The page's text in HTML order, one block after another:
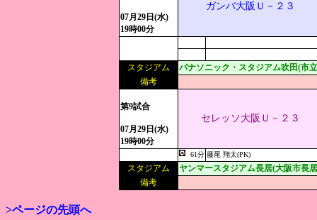
07月29日(水)
19時00分
ガンバ大阪Ｕ－２３
スタジアム
パナソニック・スタジアム吹田(市
備考
第9試合
07月29日(水)
19時00分
セレッソ大阪Ｕ－２３
61分 藤尾 翔太(PK)
スタジアム
ヤンマースタジアム長居(大阪市長
備考
>ページの先頭へ